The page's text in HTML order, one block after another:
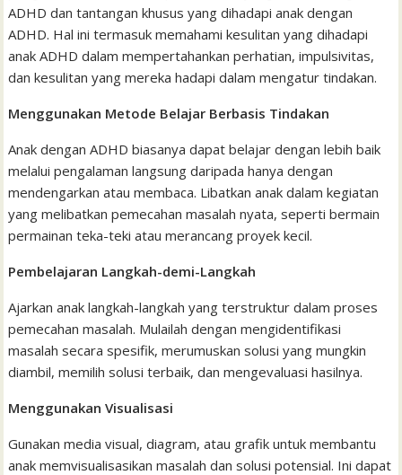
ADHD dan tantangan khusus yang dihadapi anak dengan
ADHD. Hal ini termasuk memahami kesulitan yang dihadapi
anak ADHD dalam mempertahankan perhatian, impulsivitas,
dan kesulitan yang mereka hadapi dalam mengatur tindakan.
Menggunakan Metode Belajar Berbasis Tindakan
Anak dengan ADHD biasanya dapat belajar dengan lebih baik
melalui pengalaman langsung daripada hanya dengan
mendengarkan atau membaca. Libatkan anak dalam kegiatan
yang melibatkan pemecahan masalah nyata, seperti bermain
permainan teka-teki atau merancang proyek kecil.
Pembelajaran Langkah-demi-Langkah
Ajarkan anak langkah-langkah yang terstruktur dalam proses
pemecahan masalah. Mulailah dengan mengidentifikasi
masalah secara spesifik, merumuskan solusi yang mungkin
diambil, memilih solusi terbaik, dan mengevaluasi hasilnya.
Menggunakan Visualisasi
Gunakan media visual, diagram, atau grafik untuk membantu
anak memvisualisasikan masalah dan solusi potensial. Ini dapat